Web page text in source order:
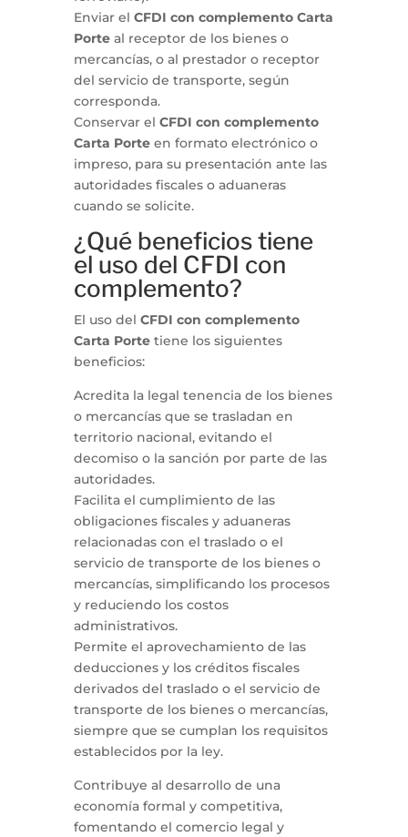
Enviar el CFDI con complemento Carta
Porteal receptor de los bienes o
mercancías, o al prestador o receptor
del servicio de transporte, según
corresponda.
Conservar el CFDI con complemento
Carta Porteen formato electrónico o
impreso, para su presentación ante las
autoridades fiscales o aduaneras
cuando se solicite.
¿Qué beneficios tiene
el uso del CFDI con
complemento?
El uso del CFDI con complemento
Carta Portetiene los siguientes
beneficios:
Acredita la legal tenencia de los bienes
o mercancías que se trasladan en
territorio nacional, evitando el
decomiso o la sanción por parte de las
autoridades.
Facilita el cumplimiento de las
obligaciones fiscales y aduaneras
relacionadas con el traslado o el
servicio de transporte de los bienes o
mercancías, simplificando los procesos
y reduciendo los costos
administrativos.
Permite el aprovechamiento de las
deducciones y los créditos fiscales
derivados del traslado o el servicio de
transporte de los bienes o mercancías,
siempre que se cumplan los requisitos
establecidos por la ley.
Contribuye al desarrollo de una
economía formal y competitiva,
fomentando el comercio legal y